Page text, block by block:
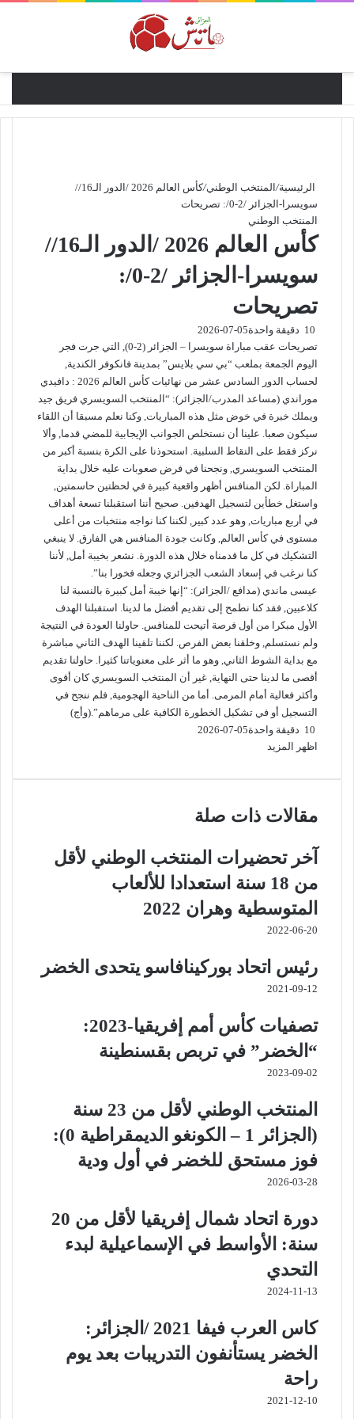
الرئيسية/المنتخب الوطني/
كأس العالم 2026 /الدور الـ16//
سويسرا-الجزائر /2-0/: تصريحات
المنتخب الوطني
كأس العالم 2026 /الدور الـ16//
سويسرا-الجزائر /2-0/:
تصريحات
2026-07-05دقيقة واحدة
تصريحات عقب مباراة سويسرا – الجزائر (2-0), التي جرت فجر
اليوم الجمعة بملعب “بي سي بلايس” بمدينة فانكوفر الكندية,
لحساب الدور السادس عشر من نهائيات كأس العالم 2026 : دافيدي
موراندي (مساعد المدرب/الجزائر): “المنتخب السويسري فريق جيد
ويملك خبرة في خوض مثل هذه المباريات, وكنا نعلم مسبقا أن اللقاء
سيكون صعبا. علينا أن نستخلص الجوانب الإيجابية للمضي قدما, وألا
نركز فقط على النقاط السلبية. استحوذنا على الكرة بنسبة أكبر من
المنتخب السويسري, ونجحنا في فرض صعوبات عليه خلال بداية
المباراة. لكن المنافس أظهر واقعية كبيرة في لحظتين حاسمتين,
واستغل خطأين لتسجيل الهدفين. صحيح أننا استقبلنا تسعة أهداف
في أربع مباريات, وهو عدد كبير, لكننا كنا نواجه منتخبات من أعلى
مستوى في كأس العالم, وكانت جودة المنافس هي الفارق. لا ينبغي
التشكيك في كل ما قدمناه خلال هذه الدورة. نشعر بخيبة أمل, لأننا
كنا نرغب في إسعاد الشعب الجزائري وجعله فخورا بنا”.
عيسى ماندي (مدافع /الجزائر): “إنها خيبة أمل كبيرة بالنسبة لنا
كلاعبين, فقد كنا نطمح إلى تقديم أفضل ما لدينا. استقبلنا الهدف
الأول مبكرا من أول فرصة أتيحت للمنافس. حاولنا العودة في النتيجة
ولم نستسلم, وخلقنا بعض الفرص. لكننا تلقينا الهدف الثاني مباشرة
مع بداية الشوط الثاني, وهو ما أثر على معنوياتنا كثيرا. حاولنا تقديم
أقصى ما لدينا حتى النهاية, غير أن المنتخب السويسري كان أقوى
وأكثر فعالية أمام المرمى. أما من الناحية الهجومية, فلم ننجح في
التسجيل أو في تشكيل الخطورة الكافية على مرماهم”.(وأج)
2026-07-05دقيقة واحدة
اظهر المزيد
مقالات ذات صلة
آخر تحضيرات المنتخب الوطني لأقل
من 18 سنة استعدادا للألعاب
المتوسطية وهران 2022
2022-06-20
رئيس اتحاد بوركينافاسو يتحدى الخضر
2021-09-12
تصفيات كأس أمم إفريقيا-2023:
“الخضر” في تربص بقسنطينة
2023-09-02
المنتخب الوطني لأقل من 23 سنة
(الجزائر 1 – الكونغو الديمقراطية 0):
فوز مستحق للخضر في أول ودية
2026-03-28
دورة اتحاد شمال إفريقيا لأقل من 20
سنة: الأواسط في الإسماعيلية لبدء
التحدي
2024-11-13
كاس العرب فيفا 2021 /الجزائر:
الخضر يستأنفون التدريبات بعد يوم
راحة
2021-12-10